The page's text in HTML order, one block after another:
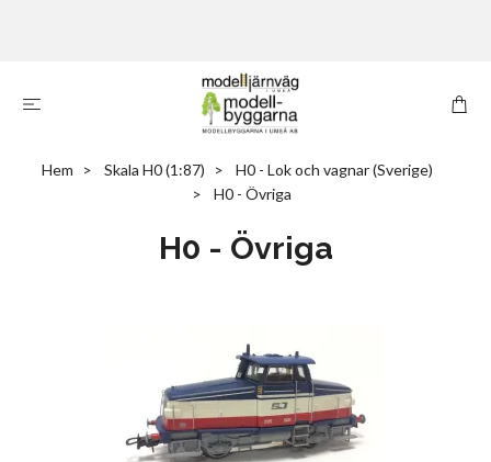
Hem Skala H0 (1:87)
H0 - Lok och vagnar (Sverige)
H0 - Övriga
H0 - Övriga